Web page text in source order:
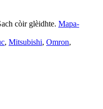
còir glèidhte. Mapa-
, Mitsubishi, Omron,